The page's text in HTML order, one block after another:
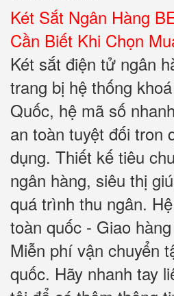
Két Sắt Ngân Hàng
Cần Biết Khi Chọn
Két sắt điện tử ngân
trang bị hệ thống
Quốc, hệ mã số
an toàn tuyệt đối tron
dụng. Thiết kế tiêu
ngân hàng, siêu thị
quá trình thu ngân.
toàn quốc - Giao
Miễn phí vận chuyển
quốc. Hãy nhanh tay